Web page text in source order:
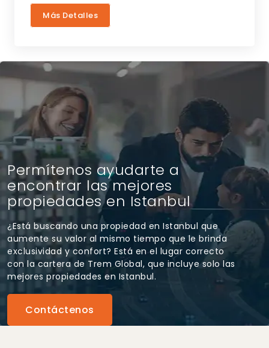
Más Detalles
Permítenos ayudarte a
encontrar las mejores
propiedades en Istanbul
¿Está buscando una propiedad en Istanbul que
aumente su valor al mismo tiempo que le brinda
exclusividad y confort? Está en el lugar correcto
con la cartera de Trem Global, que incluye solo las
mejores propiedades en Istanbul.
Contáctenos